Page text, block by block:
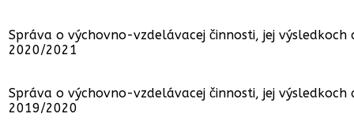
Správa o výchovno-vzdelávacej činnosti, jej
2020/2021
Správa o výchovno-vzdelávacej činnosti, jej
2019/2020